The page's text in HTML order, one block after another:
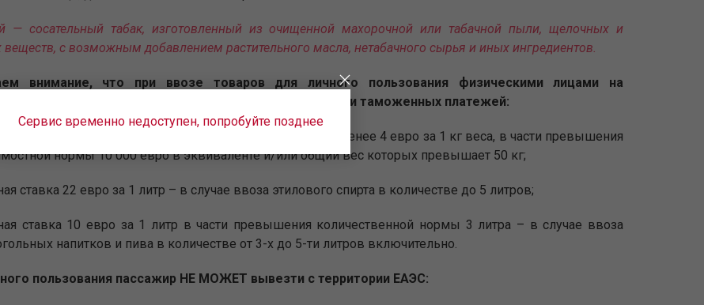
— сосательный табак, изготовленный из очищенной махорочной или табачной пыли, щелочных и
с возможным добавлением растительного масла, нетабачного сырья и иных ингредиентов.
внимание, что при ввозе товаров для личного пользования физическими лицами на
территорию ЕАЭС применяются следующие ставки таможенных платежей:
ставка 30% от таможенной стоимости товаров, но не менее 4 евро за 1 кг веса, в части превышения
нормы 10 000 евро в эквиваленте и/или общий вес которых превышает 50 кг;
ставка 22 евро за 1 литр – в случае ввоза этилового спирта в количестве до 5 литров;
ставка 10 евро за 1 литр в части превышения количественной нормы 3 литра – в случае ввоза
напитков и пива в количестве от 3-х до 5-ти литров включительно.
пользования пассажир НЕ МОЖЕТ вывезти с территории ЕАЭС:
Сервис временно недоступен, попробуйте позднее